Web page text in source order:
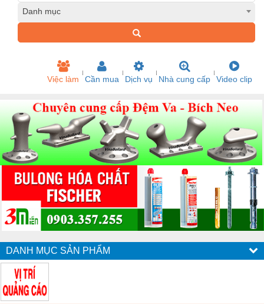
Danh mục
Việc làm Cần mua Dịch vụ Nhà cung cấp Video clip
DANH MỤC SẢN PHẨM